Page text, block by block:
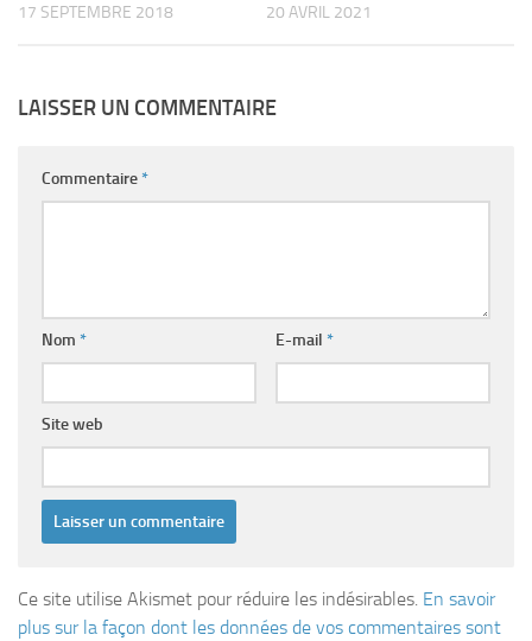
17 SEPTEMBRE 2018 20 AVRIL 2021
LAISSER UN COMMENTAIRE
Commentaire*
Nom * E-mail *
Site web
Ce site utilise Akismet pour réduire les indésirables. En savoir
plus sur la façon dont les données de vos commentaires sont